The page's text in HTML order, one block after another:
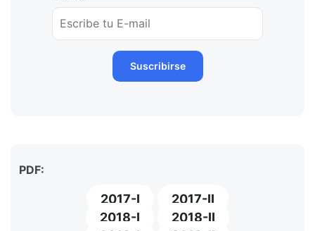
PDF:
2017-I
2017-II
2018-I
2018-II